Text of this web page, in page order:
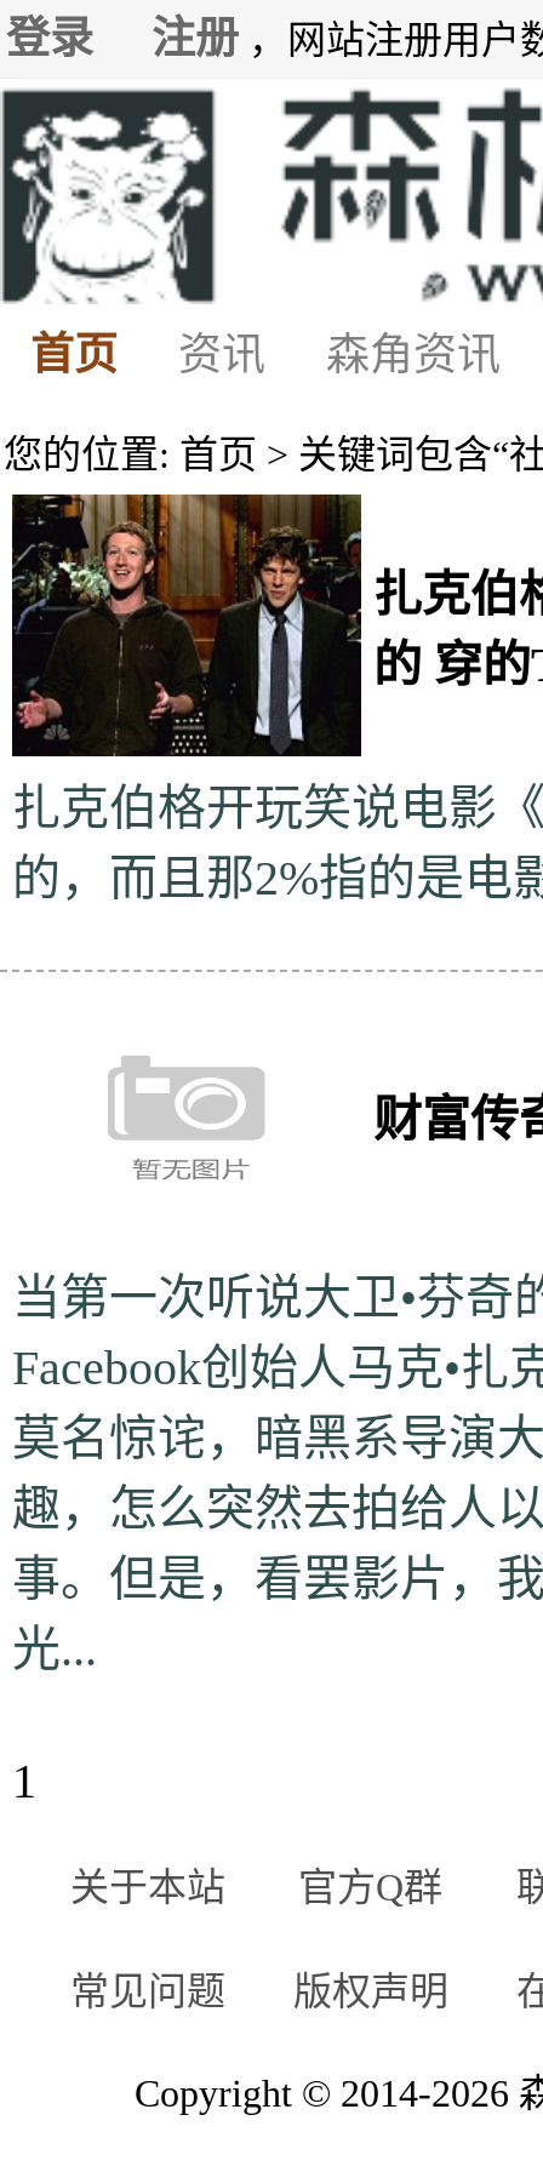
登录 注册 ，网站注册用户
首页 资讯 森角资讯
您的位置: 首页 > 关键词包含“
扎克伯
的 穿
扎克伯格开玩笑说电影
的，而且那2%指的是电
财富传
当第一次听说大卫•芬
Facebook创始人马克•
莫名惊诧，暗黑系导演
趣，怎么突然去拍给人
事。但是，看罢影片，
光...
1
关于本站 官方Q群
常见问题 版权声明
Copyright © 2014-2026